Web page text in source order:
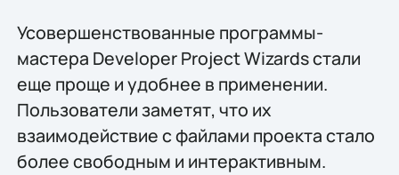
Усовершенствованные программы-
мастера Developer Project Wizards стали
еще проще и удобнее в применении.
Пользователи заметят, что их
взаимодействие с файлами проекта стало
более свободным и интерактивным.